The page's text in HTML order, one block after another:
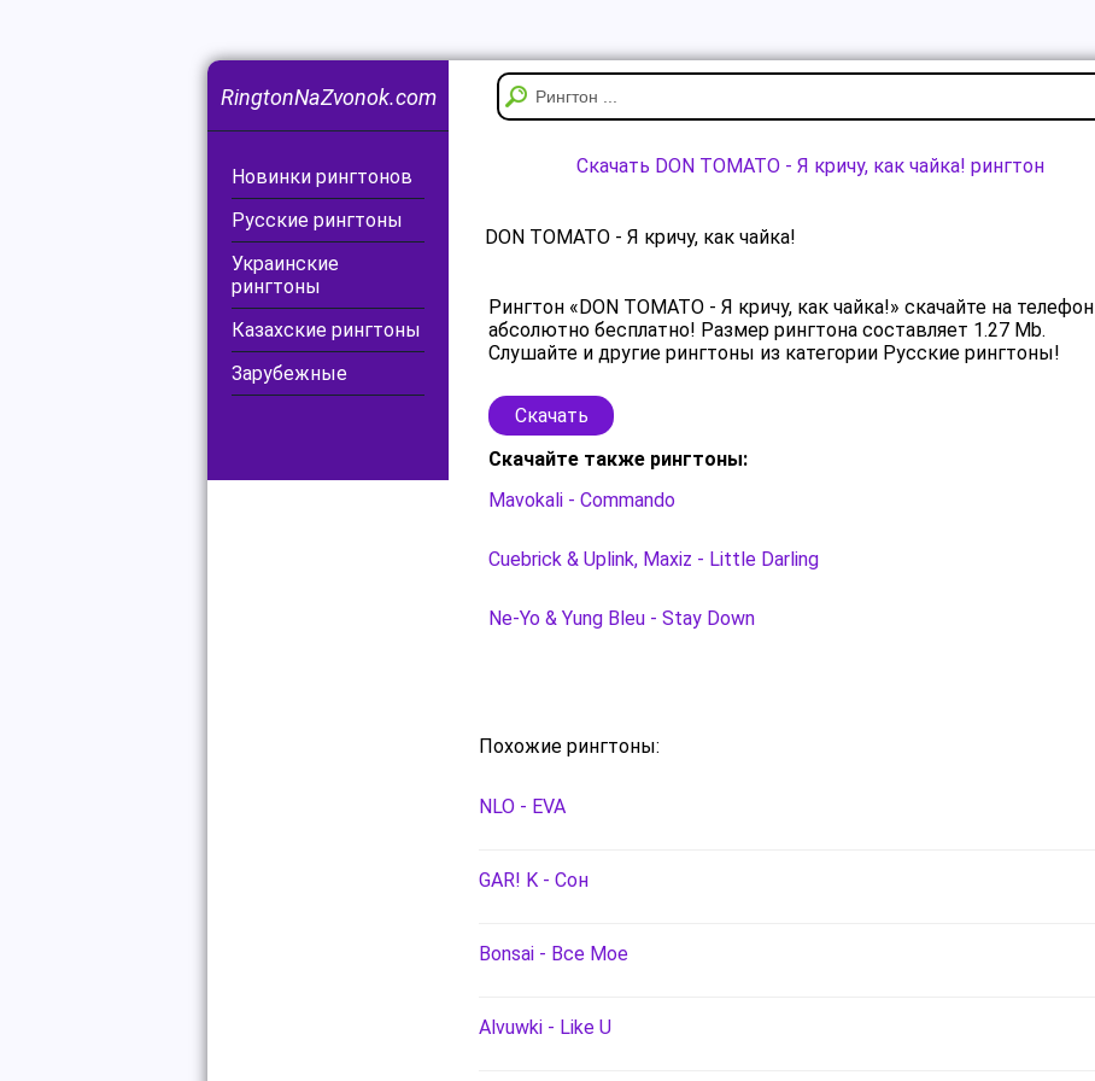
RingtonNaZvonok.com
Новинки рингтонов
Русские рингтоны
Украинские
рингтоны
Казахские рингтоны
Зарубежные
Скачать DON TOMATO - Я кричу, как чайка! рингтон
DON TOMATO - Я кричу, как чайка!
Рингтон «DON TOMATO - Я кричу, как чайка!» скачайте на телефон
абсолютно бесплатно! Размер рингтона составляет 1.27 Mb.
Слушайте и другие рингтоны из категории Русские рингтоны!
Скачать
Скачайте также рингтоны:
Mavokali - Commando
Cuebrick & Uplink, Maxiz - Little Darling
Ne-Yo & Yung Bleu - Stay Down
Похожие рингтоны:
NLO - EVA
GAR! K - Сон
Bonsai - Все Мое
Alvuwki - Like U